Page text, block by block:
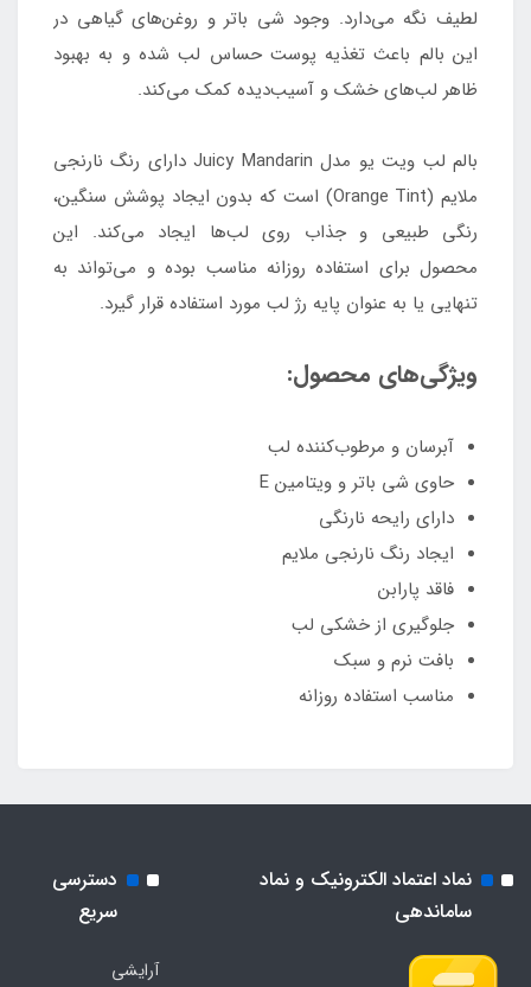
لطیف نگه می‌دارد. وجود شی باتر و روغن‌های گیاهی در
این بالم باعث تغذیه پوست حساس لب شده و به بهبود
ظاهر لب‌های خشک و آسیب‌دیده کمک می‌کند.
بالم لب ویت یو مدل Juicy Mandarin دارای رنگ نارنجی
ملایم (Orange Tint) است که بدون ایجاد پوشش سنگین،
رنگی طبیعی و جذاب روی لب‌ها ایجاد می‌کند. این
محصول برای استفاده روزانه مناسب بوده و می‌تواند به
تنهایی یا به عنوان پایه رژ لب مورد استفاده قرار گیرد.
ویژگی‌های محصول:
آبرسان و مرطوب‌کننده لب
حاوی شی باتر و ویتامین E
دارای رایحه نارنگی
ایجاد رنگ نارنجی ملایم
فاقد پارابن
جلوگیری از خشکی لب
بافت نرم و سبک
مناسب استفاده روزانه
نماد اعتماد الکترونیک و نماد
ساماندهی
دسترسی
سریع
آرایشی